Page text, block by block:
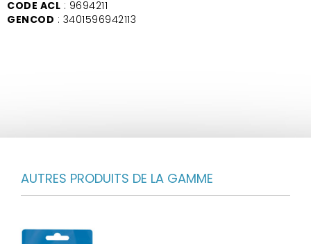
CODE ACL : 9694211
GENCOD : 3401596942113
AUTRES PRODUITS DE LA GAMME